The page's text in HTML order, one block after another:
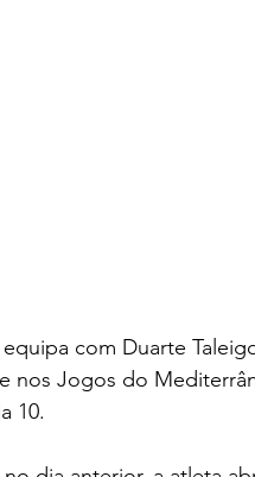
com Duarte
nos Jogos do
10.